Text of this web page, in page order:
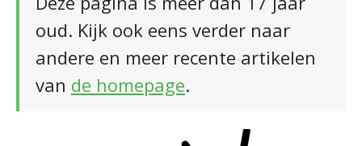
oud. Kijk ook eens verder naar
andere en meer recente artikelen
van de homepage.